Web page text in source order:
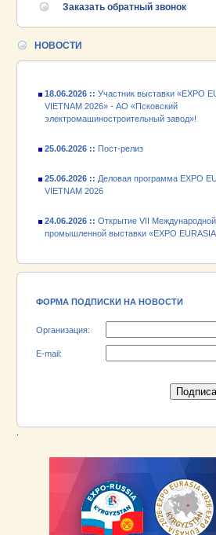
Заказать обратный звонок
НОВОСТИ
VIETNAM 2026»
VIETNAM 2026» - АО «Псковский
электромашиностроительный завод»!
VIETNAM 2026
промышленной выставки «EXPO EURASIA
VIETNAM 2026»
VIETNAM 2026» - АО «Псковский
ФОРМА ПОДПИСКИ НА НОВОСТИ
Организация:
E-mail: